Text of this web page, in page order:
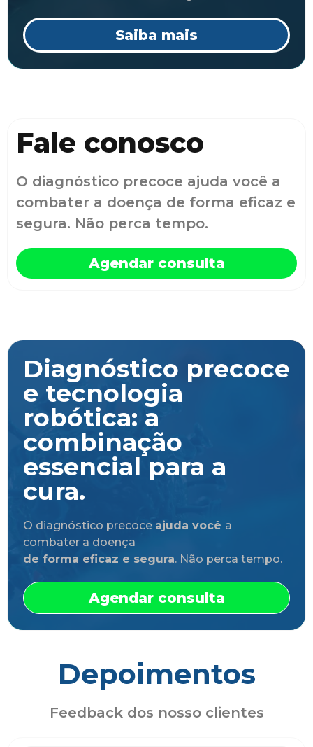
Saiba mais
Fale conosco
O diagnóstico precoce ajuda você a
combater a doença de forma eficaz e
segura. Não perca tempo.
Agendar consulta
Diagnóstico precoce
e tecnologia
robótica: a
combinação
essencial para a
cura.
O diagnóstico precoce ajuda você a
combater a doença
de forma eficaz e segura. Não perca tempo.
Agendar consulta
Depoimentos
Feedback dos nosso clientes